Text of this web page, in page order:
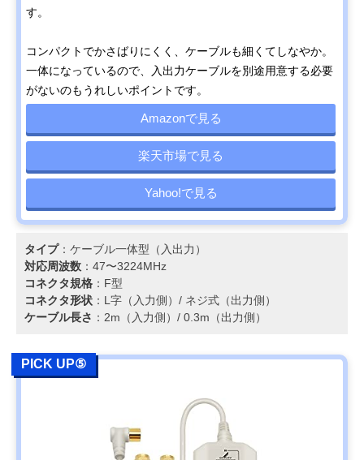
す。
コンパクトでかさばりにくく、ケーブルも細くてしなやか。
一体になっているので、入出力ケーブルを別途用意する必要
がないのもうれしいポイントです。
Amazonで見る
楽天市場で見る
Yahoo!で見る
タイプ：ケーブル一体型（入出力）
対応周波数 ：47〜3224MHz
コネクタ規格 ：F型
コネクタ形状 ：L字（入力側）/ ネジ式（出力側）
ケーブル長さ ：2m（入力側）/ 0.3m（出力側）
PICK UP⑤